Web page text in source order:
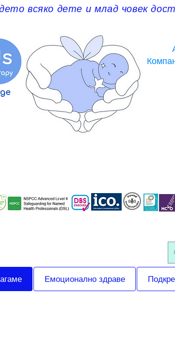
всяко дете и млад човек
Емоционално здраве